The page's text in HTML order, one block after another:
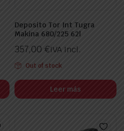
Deposito Tor Int Tugra
Makina 680/225 62l
357,00 €IVA Incl.
Out of stock
Leer más